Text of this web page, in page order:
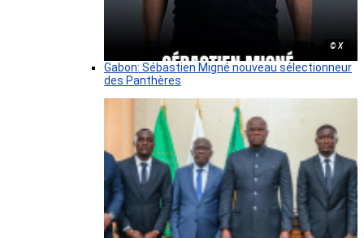
© X
Gabon: Sébastien Migné nouveau sélectionneur
des Panthères